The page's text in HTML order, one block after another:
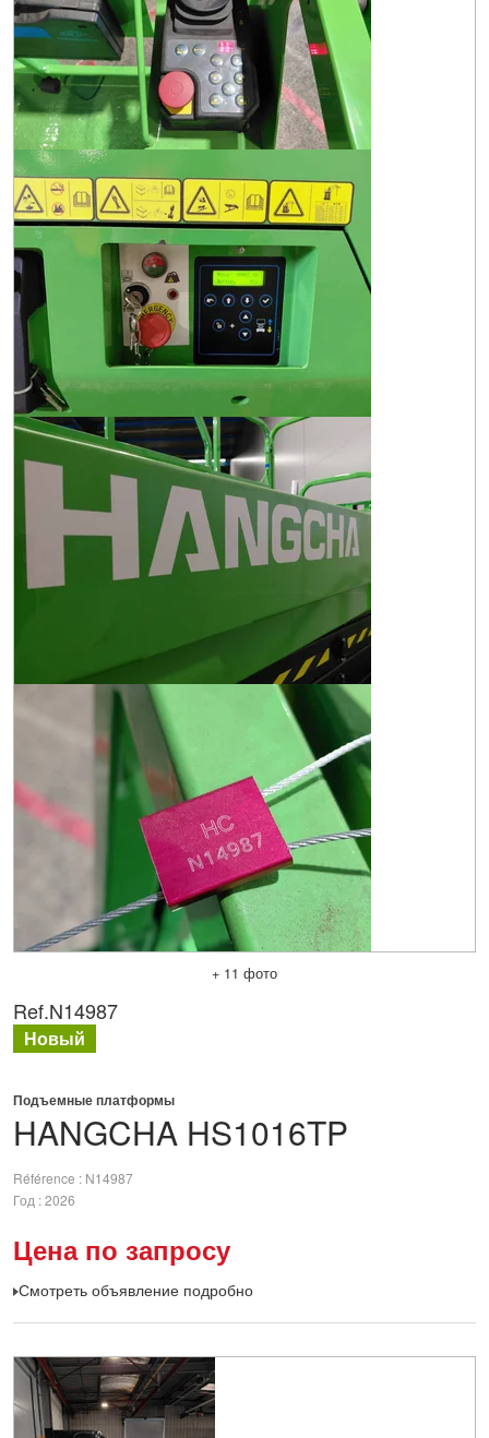
+ 11 фото
HANGCHA HS1016TP
Подъемные платформы
Référence
N14987
Год 2026
Цена по запросу
Смотреть объявление подробно
Ref.N14987
Новый